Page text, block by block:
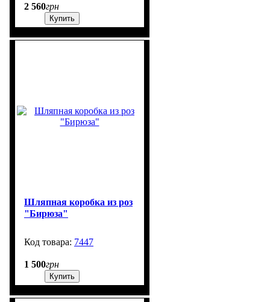
2 560грн
Купить
Шляпная коробка из роз
"Бирюза"
7447
1 500грн
Купить